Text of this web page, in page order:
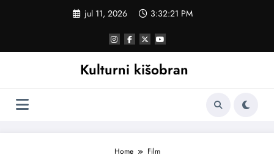
jul 11, 2026 3:32:22 PM
Kulturni kišobran
Home
Film